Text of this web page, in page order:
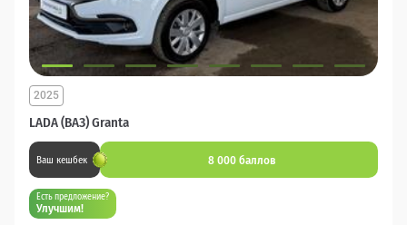
LADA (ВАЗ) Granta
2025
Ваш кешбек 8 000 баллов
Есть предложение?
Улучшим!